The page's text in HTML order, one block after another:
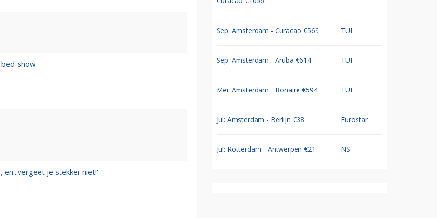
show
en...vergeet je stekker niet!'
Sep: Amsterdam - Curacao €569 TUI
Sep: Amsterdam - Aruba €614 TUI
Mei: Amsterdam - Bonaire €594 TUI
Jul: Amsterdam - Berlijn €38 Eurostar
Jul: Rotterdam - Antwerpen €21 NS